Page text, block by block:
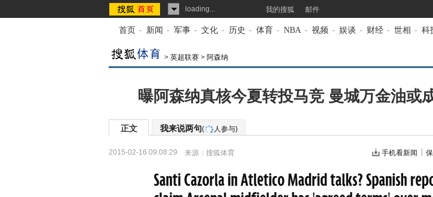
loading... 我的搜狐 邮件
首页 - 新闻 - 军事 - 文化 - 历史 - 体育 - NBA - 视频 - 娱谈 - 财经 - 世相 - 科
> 英超联赛 > 阿森纳
曝阿森纳真核今夏转投马竞 曼城万金油或
正文 我来说两句( 人参与)
2015-02-16 09:08:29 来源： 搜狐体育 手机看新闻